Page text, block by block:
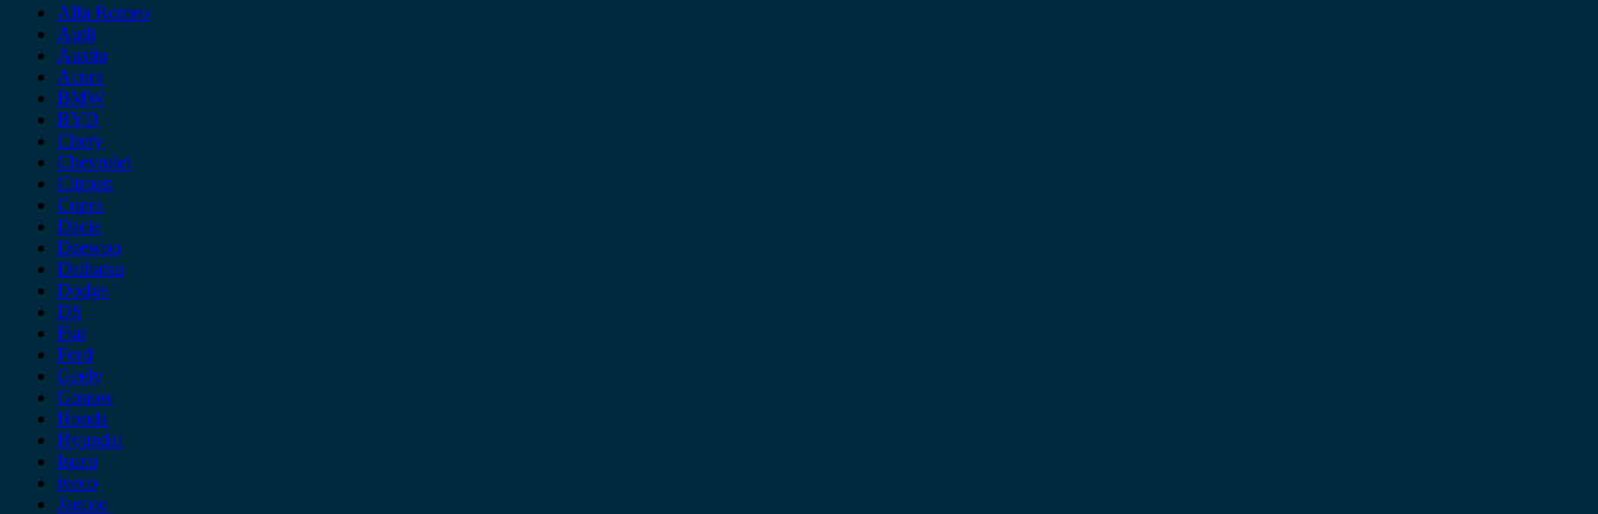
Alfa Romeo
Audi
Austin
Acura
BMW
BYD
Chery
Chevrolet
Citroen
Cupra
Dacia
Daewoo
Daihatsu
Dodge
DS
Fiat
Ford
Geely
Gonow
Honda
Hyundai
Isuzu
iveco
Jaecoo